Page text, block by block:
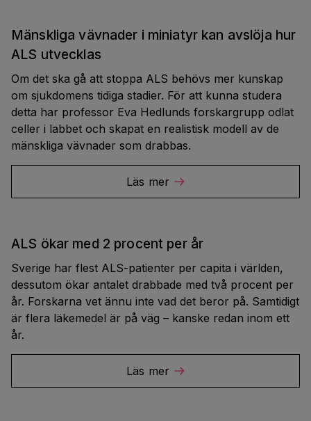
Mänskliga vävnader i miniatyr kan avslöja hur
ALS utvecklas
Om det ska gå att stoppa ALS behövs mer kunskap
om sjukdomens tidiga stadier. För att kunna studera
detta har professor Eva Hedlunds forskargrupp odlat
celler i labbet och skapat en realistisk modell av de
mänskliga vävnader som drabbas.
Läs mer
ALS ökar med 2 procent per år
Sverige har flest ALS-patienter per capita i världen,
dessutom ökar antalet drabbade med två procent per
år. Forskarna vet ännu inte vad det beror på. Samtidigt
är flera läkemedel är på väg – kanske redan inom ett
år.
Läs mer